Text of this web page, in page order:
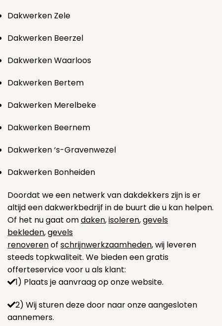
Dakwerken Zele
Dakwerken Beerzel
Dakwerken Waarloos
Dakwerken Bertem
Dakwerken Merelbeke
Dakwerken Beernem
Dakwerken ‘s-Gravenwezel
Dakwerken Bonheiden
Doordat we een netwerk van dakdekkers zijn is er
altijd een dakwerkbedrijf in de buurt die u kan helpen.
Of het nu gaat omdaken,isoleren,gevels
bekleden,gevels
renoverenof schrijnwerkzaamheden, wij leveren
steeds topkwaliteit. We bieden een gratis
offerteservice voor u als klant:
1) Plaats je aanvraag op onze website.
2) Wij sturen deze door naar onze aangesloten
aannemers.